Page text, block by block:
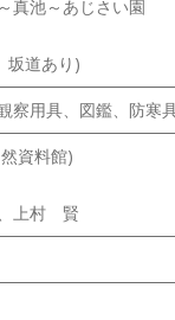
真池～あじさい園
道あり)
察用具、図鑑、防寒
資料館)
上村 賢